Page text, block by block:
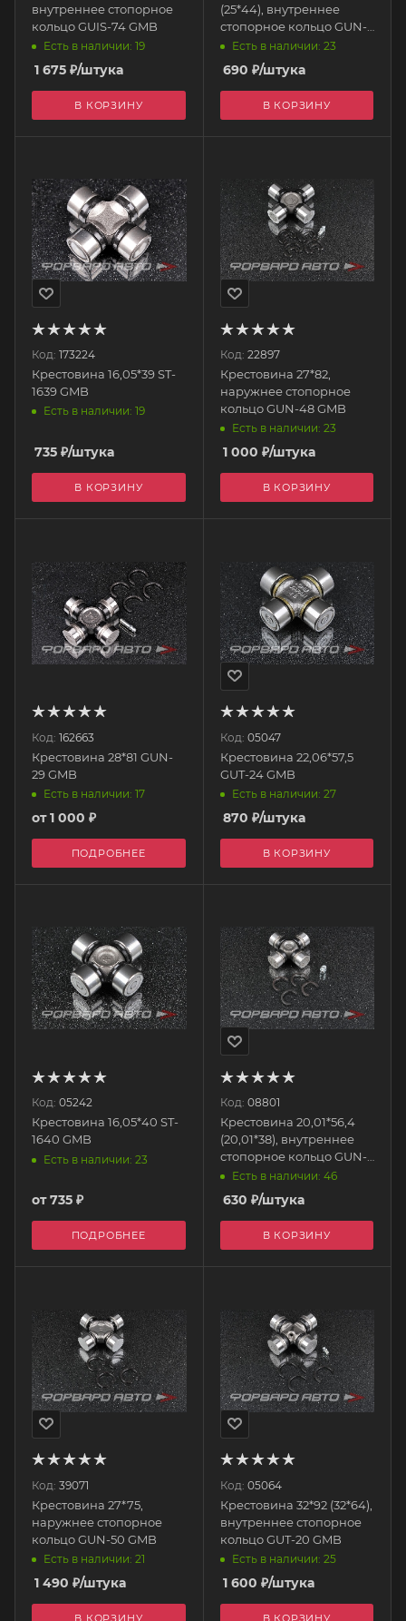
внутреннее стопорное
кольцо GUIS-74 GMB
Есть в наличии: 19
1 675 ₽/штука
В КОРЗИНУ
(25*44), внутреннее
стопорное кольцо GUN-
27 GMB
Есть в наличии: 23
690 ₽/штука
В КОРЗИНУ
Код: 173224
Крестовина 16,05*39 ST-
1639 GMB
Есть в наличии: 19
735 ₽/штука
В КОРЗИНУ
Код: 22897
Крестовина 27*82,
наружнее стопорное
кольцо GUN-48 GMB
Есть в наличии: 23
1 000 ₽/штука
В КОРЗИНУ
Код: 162663
Крестовина 28*81 GUN-
29 GMB
Есть в наличии: 17
от1 000 ₽
ПОДРОБНЕЕ
Код: 05047
Крестовина 22,06*57,5
GUT-24 GMB
Есть в наличии: 27
870 ₽/штука
В КОРЗИНУ
Код: 05242
Крестовина 16,05*40 ST-
1640 GMB
Есть в наличии: 23
от735 ₽
ПОДРОБНЕЕ
Код: 08801
Крестовина 20,01*56,4
(20,01*38), внутреннее
стопорное кольцо GUN-
28 GMB
Есть в наличии: 46
630 ₽/штука
В КОРЗИНУ
Код: 39071
Крестовина 27*75,
наружнее стопорное
кольцо GUN-50 GMB
Есть в наличии: 21
1 490 ₽/штука
В КОРЗИНУ
Код: 05064
Крестовина 32*92 (32*64),
внутреннее стопорное
кольцо GUT-20 GMB
Есть в наличии: 25
1 600 ₽/штука
В КОРЗИНУ